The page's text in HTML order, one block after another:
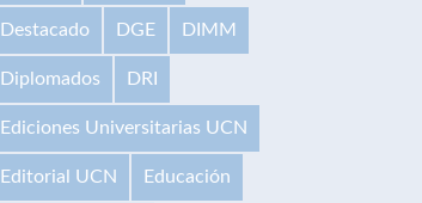
Destacado DGE DIMM
Diplomados DRI
Ediciones Universitarias UCN
Editorial UCN Educación